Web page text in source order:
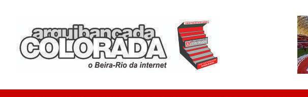
Arquibancada Colorada